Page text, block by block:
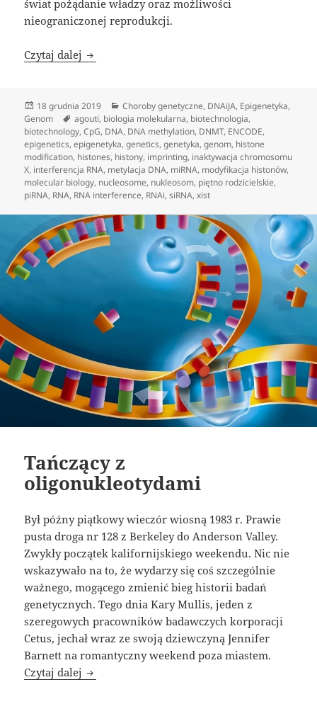
świat pożądanie władzy oraz możliwości
nieograniczonej reprodukcji.
Czytaj dalej Epigenetyczna Gra o Tron
Data
publikacji
18 grudnia 2019 Kategorie
Choroby genetyczne, DNAiJA, Epigenetyka,
Genom
Tagi
agouti, biologia molekularna, biotechnologia,
biotechnology,CpG, DNA, DNA methylation, DNMT, ENCODE,
epigenetics,epigenetyka,genetics,genetyka,genom, histone
modification, histones, histony, imprinting, inaktywacja chromosomu
X, interferencja RNA, metylacja DNA, miRNA, modyfikacja histonów,
molecular biology, nucleosome, nukleosom, piętno rodzicielskie,
piRNA, RNA, RNA interference, RNAi,siRNA,xist
Tańczący z
oligonukleotydami
Był późny piątkowy wieczór wiosną 1983 r. Prawie
pusta droga nr 128 z Berkeley do Anderson Valley.
Zwykły początek kalifornijskiego weekendu. Nic nie
wskazywało na to, że wydarzy się coś szczególnie
ważnego, mogącego zmienić bieg historii badań
genetycznych. Tego dnia Kary Mullis, jeden z
szeregowych pracowników badawczych korporacji
Cetus, jechał wraz ze swoją dziewczyną Jennifer
Barnett na romantyczny weekend poza miastem.
Czytaj dalej Tańczący z oligonukleotydami